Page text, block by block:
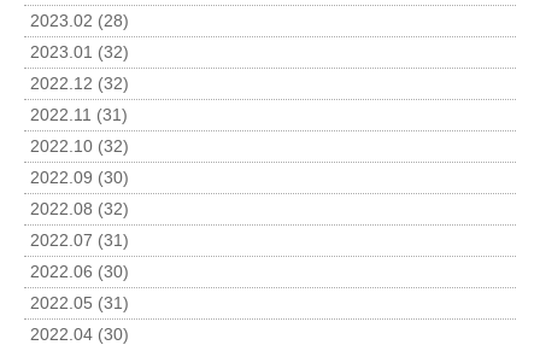
2023.02 (28)
2023.01 (32)
2022.12 (32)
2022.11 (31)
2022.10 (32)
2022.09 (30)
2022.08 (32)
2022.07 (31)
2022.06 (30)
2022.05 (31)
2022.04 (30)